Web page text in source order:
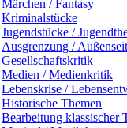
Märchen / Fantasy
Kriminalstücke
Jugendstücke /
Ausgrenzung /
Gesellschaftskritik
Medien / Medienkritik
Lebenskrise /
Historische Themen
Bearbeitung klassischer